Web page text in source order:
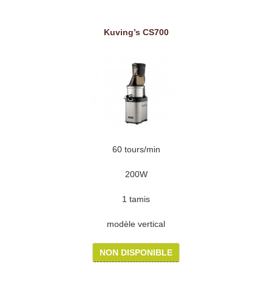
Kuving’s CS700
60 tours/min
200W
1 tamis
modèle vertical
NON DISPONIBLE